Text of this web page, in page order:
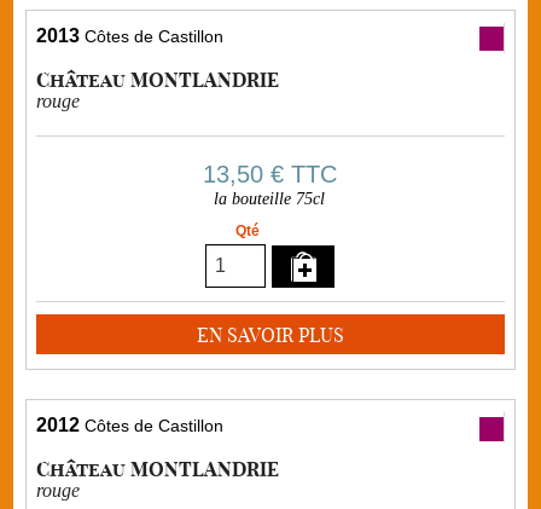
2013 Côtes de Castillon
Château MONTLANDRIE
rouge
13,50 €TTC
la bouteille 75cl
Qté
EN SAVOIR PLUS
2012 Côtes de Castillon
Château MONTLANDRIE
rouge